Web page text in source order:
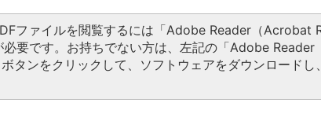
ファイルを閲覧するには「Adobe Reader（Acrobat
必要です。お持ちでない方は、左記の「Adobe
タンをクリックして、ソフトウェアをダウンロードし